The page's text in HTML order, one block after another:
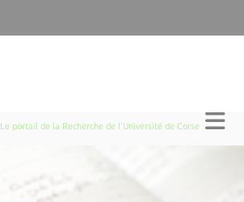
Le portail de la Recherche de l'Université de Corse